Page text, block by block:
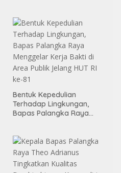
Bentuk Kepedulian
Terhadap Lingkungan,
Bapas Palangka Raya
ke-81